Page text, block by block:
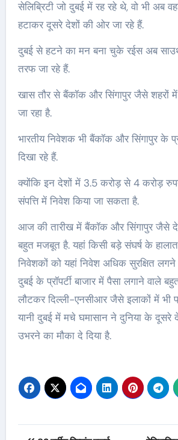
सेलिब्रिटी जो दुबई में रह रहे थे, वो भी अब
हटाकर दूसरे देशों की ओर जा रहे हैं.
दुबई से हटने का मन बना चुके रईस अब
तरफ जा रहे हैं.
खास तौर से बैंकॉक और सिंगापुर जैसे शहरों
जा रहा है.
भारतीय निवेशक भी बैंकॉक और सिंगापुर के
दिखा रहे हैं.
क्योंकि इन देशों में 3.5 करोड़ से 4 करोड़
संपत्ति में निवेश किया जा सकता है.
आज की तारीख में बैंकॉक और सिंगापुर जैसे
बहुत मजबूत है. यहां किसी बड़े संघर्ष के
निवेशकों को यहां निवेश अधिक सुरक्षित लगने
दुबई के प्रॉपर्टी बाजार में पैसा लगाने वाले
लौटकर दिल्ली-एनसीआर जैसे इलाकों में भी
यानी दुबई में मचे घमासान ने दुनिया के दूसरे
उभरने का मौका दे दिया है.